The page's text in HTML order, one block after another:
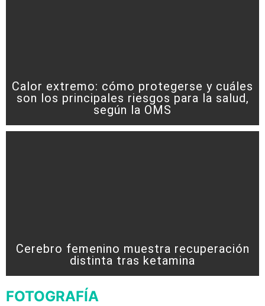
Calor extremo: cómo protegerse y cuáles
son los principales riesgos para la salud,
según la OMS
Cerebro femenino muestra recuperación
distinta tras ketamina
FOTOGRAFÍA